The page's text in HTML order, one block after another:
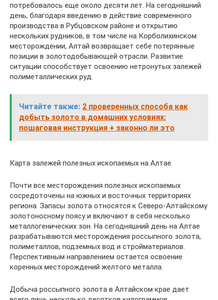
потребовалось еще около десяти лет. На сегодняшний
день, благодаря введению в действие современного
производства в Рубцовском районе и открытию
нескольких рудников, в том числе на Корболихинском
месторождении, Алтай возвращает себе потерянные
позиции в золотодобывающей отрасли. Развитие
ситуации способствует освоению нетронутых залежей
полиметаллических руд.
Читайте также: 2 проверенных способа как
добыть золото в домашних условиях:
пошаговая инструкция + законно ли это
Карта залежей полезных ископаемых на Алтае.
Почти все месторождения полезных ископаемых
сосредоточены на южных и восточных территориях
региона. Запасы золота относятся к Северо-Алтайскому
золотоносному поясу и включают в себя несколько
металлогенических зон. На сегодняшний день на Алтае
разрабатываются месторождения россыпного золота,
полиметаллов, подземных вод и стройматериалов.
Перспективным направлением остается освоение
коренных месторождений желтого металла.
Добыча россыпного золота в Алтайском крае дает